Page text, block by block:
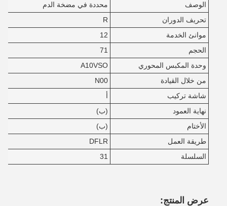
الوصف
محددة في مضخة الدم
تحريف الدوران
R
موانئ الخدمة
12
الحجم
71
وحدة المكبس المحوري
A10VSO
من خلال القيادة
N00
شاشة تركيب
أ
نهاية العمود
(ب)
الأختام
(ب)
طريقة العمل
DFLR
السلسلة
31
عرض المنتج: